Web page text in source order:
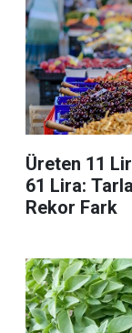
Üreten 11
61 Lira:
Rekor Fark